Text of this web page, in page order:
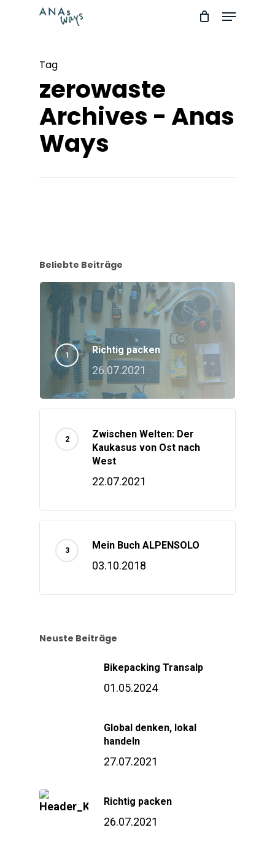
Menu
Tag
zerowaste
Archives - Anas
Ways
Beliebte Beiträge
Richtig packen
26.07.2021
Zwischen Welten: Der
Kaukasus von Ost nach
West
22.07.2021
Mein Buch ALPENSOLO
03.10.2018
Neuste Beiträge
Bikepacking Transalp
01.05.2024
Global denken, lokal
handeln
27.07.2021
Richtig packen
26.07.2021